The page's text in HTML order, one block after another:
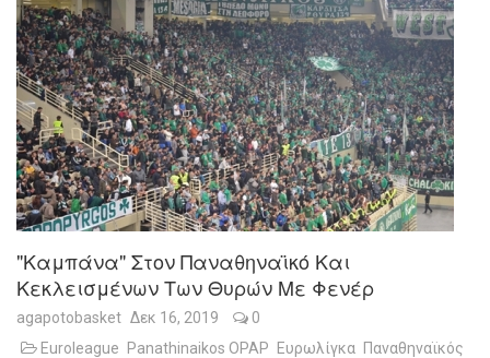
"Καμπάνα" Στον Παναθηναϊκό Και
Κεκλεισμένων Των Θυρών Με Φενέρ
agapotobasket Δεκ 16, 2019
0
Euroleague
Panathinaikos OPAP Ευρωλίγκα
Παναθηναϊκός